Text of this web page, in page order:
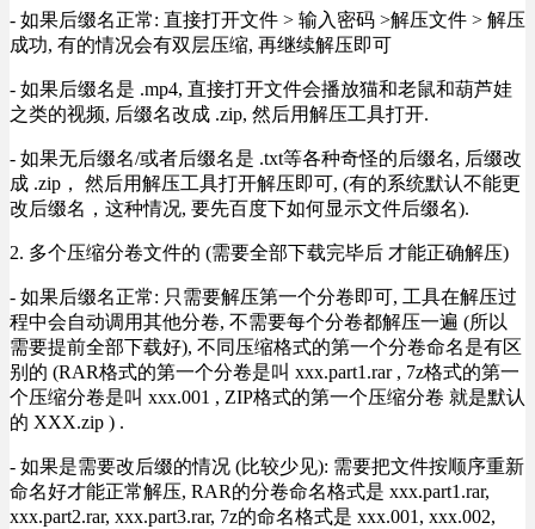
- 如果后缀名正常: 直接打开文件 > 输入密码 >解压文件 > 解压
成功, 有的情况会有双层压缩, 再继续解压即可
- 如果后缀名是 .mp4, 直接打开文件会播放猫和老鼠和葫芦娃
之类的视频, 后缀名改成 .zip, 然后用解压工具打开.
- 如果无后缀名/或者后缀名是 .txt等各种奇怪的后缀名, 后缀改
成 .zip， 然后用解压工具打开解压即可, (有的系统默认不能更
改后缀名，这种情况, 要先百度下如何显示文件后缀名).
2. 多个压缩分卷文件的 (需要全部下载完毕后 才能正确解压)
- 如果后缀名正常: 只需要解压第一个分卷即可, 工具在解压过
程中会自动调用其他分卷, 不需要每个分卷都解压一遍 (所以
需要提前全部下载好), 不同压缩格式的第一个分卷命名是有区
别的 (RAR格式的第一个分卷是叫 xxx.part1.rar , 7z格式的第一
个压缩分卷是叫 xxx.001 , ZIP格式的第一个压缩分卷 就是默认
的 XXX.zip ) .
- 如果是需要改后缀的情况 (比较少见): 需要把文件按顺序重新
命名好才能正常解压, RAR的分卷命名格式是 xxx.part1.rar,
xxx.part2.rar, xxx.part3.rar, 7z的命名格式是 xxx.001, xxx.002,